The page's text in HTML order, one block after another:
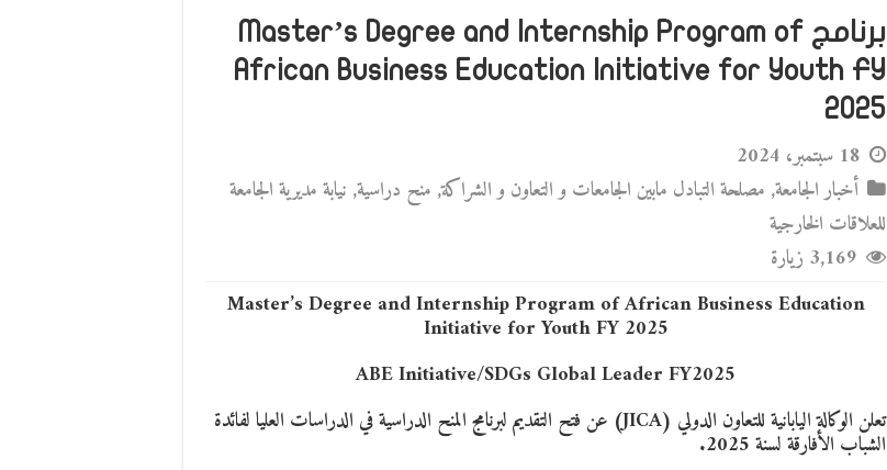
برنامج Master’s Degree and Internship Program of
African Business Education Initiative for Youth FY
2025
18 سبتمبر، 2024
أخبار الجامعة, مصلحة التبادل مابين الجامعات و التعاون و الشراكة, منح دراسية, نيابة مديرية الجامعة
للعلاقات الخارجية
3,169 زيارة
Master’s Degree and Internship Program of African Business Education
Initiative for Youth FY 2025
ABE Initiative/SDGs Global Leader FY2025
تعلن الوكالة اليابانية للتعاون الدولي (JICA) عن فتح التقديم لبرنامج المنح الدراسية في الدراسات العليا لفائدة
الشباب الأفارقة لسنة 2025.